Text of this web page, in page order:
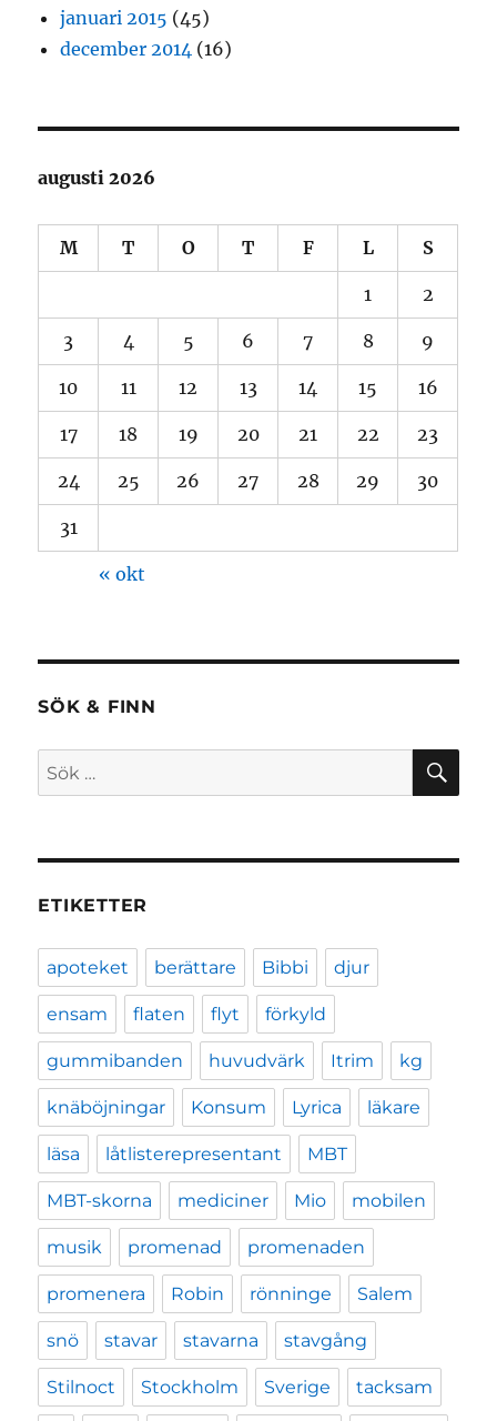
januari 2015 (45)
december 2014 (16)
augusti 2026
M T O T F L S
1 2
3 4 5 6 7 8 9
10 11 12 13 14 15 16
17 18 19 20 21 22 23
24 25 26 27 28 29 30
31
« okt
SÖK & FINN
Sök
efter:
ETIKETTER
apoteket berättare Bibbi djur
ensam flaten flyt förkyld
gummibanden huvudvärk Itrim kg
knäböjningar Konsum Lyrica läkare
läsa låtlisterepresentant MBT
MBT-skorna mediciner Mio mobilen
musik promenad promenaden
promenera Robin rönninge Salem
snö stavar stavarna stavgång
Stilnoct Stockholm Sverige tacksam